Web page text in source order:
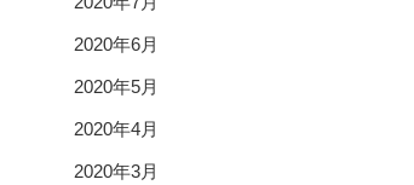
2020年6月
2020年5月
2020年4月
2020年3月